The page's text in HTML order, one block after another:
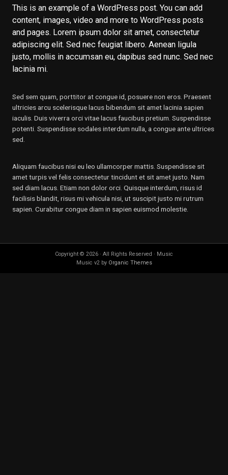
This is an example of a WordPress post. You can add
content, images, video and more to WordPress posts
and pages. Lorem ipsum dolor sit amet, consectetur
adipiscing elit. Sed nec feugiat libero. Aenean ligula
justo, mollis in accumsan eu, dapibus sed nunc. Sed nec
lacinia mi.
Sed sem quam, porttitor at congue id, posuere non eros. Praesent
ultricies arcu scelerisque lacus bibendum sit amet lacinia sapien
iaculis. Duis viverra orci vitae lacus faucibus pretium. Suspendisse
potenti. Suspendisse sodales interdum nulla, a congue ante ultrices
sed.
Aliquam faucibus nisi eu leo ullamcorper mattis. Suspendisse sit
amet turpis vel felis consectetur tincidunt et sit amet justo. Nam
sed diam lacus. Etiam non dolor orci. Quisque interdum, risus id
facilisis blandit, risus mi vehicula nisi, ut suscipit justo mi rutrum
sapien. Curabitur congue diam in sapien euismod molestie.
Copyright © 2026 · All Rights Reserved · Music
Music v2 by Organic Themes